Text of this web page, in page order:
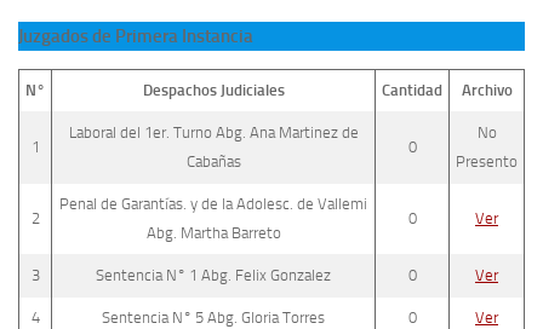
Juzgados de Primera Instancia
N° Despachos Judiciales Cantidad Archivo
1
Laboral del 1er. Turno Abg. Ana Martinez de
Cabañas
0
No
Presento
2
Penal de Garantías. y de la Adolesc. de Vallemi
Abg. Martha Barreto
0 Ver
3 Sentencia N° 1 Abg. Felix Gonzalez 0 Ver
4 Sentencia N° 5 Abg. Gloria Torres 0 Ver